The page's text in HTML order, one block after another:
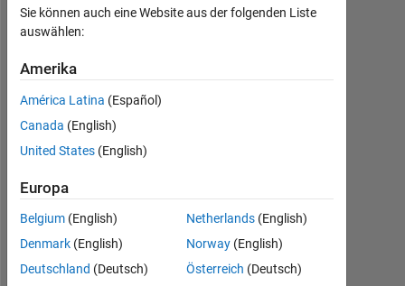
seen:
mehr
Jahre
|
Aktiv
seit
Followers:
0
0
Sie können auch eine Website aus der folgenden Liste
auswählen:
Amerika
América Latina (Español)
Canada (English)
United States (English)
Europa
Belgium (English)
Denmark (English)
Deutschland (Deutsch)
Netherlands (English)
Norway (English)
Österreich (Deutsch)